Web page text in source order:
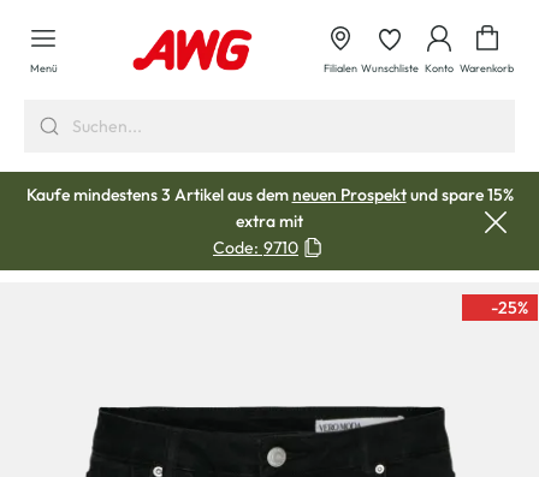
springen
Menü Filialen Wunschliste Konto Warenkorb
Kaufe mindestens 3 Artikel aus demneuen Prospektund spare 15%
extra mit
Code: 9710
-25%